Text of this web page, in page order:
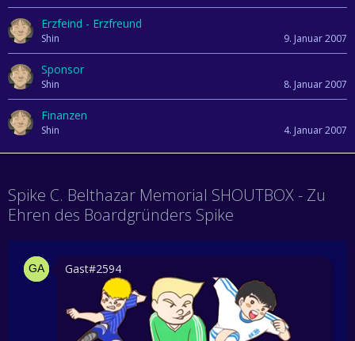
Erzfeind - Erzfreund
Shin 9. Januar 2007
Sponsor
Shin 8. Januar 2007
Finanzen
Shin 4. Januar 2007
Spike C. Belthazar Memorial SHOUTBOX - Zu
Ehren des Boardgründers Spike
Gast#2594